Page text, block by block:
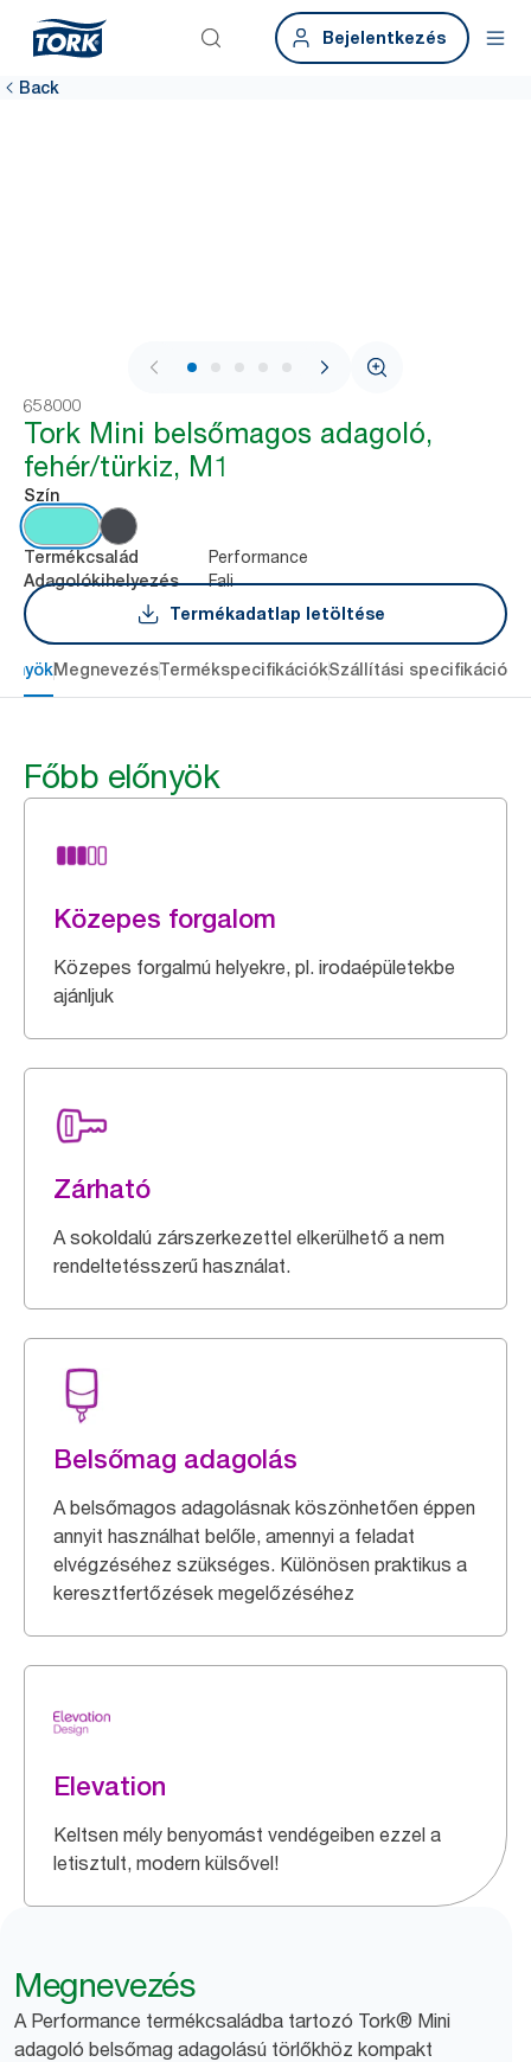
Bejelentkezés
Back
1 / 7
658000
Tork Mini belsőmagos adagoló,
fehér/türkiz, M1
Szín
Termékcsalád Performance
Adagolókihelyezés
Fali
Termékadatlap letöltése
MegnevezésTermékspecifikációkSzállítási specifikációk
Főbb előnyök
Közepes forgalom
Közepes forgalmú helyekre, pl. irodaépületekbe
ajánljuk
Zárható
A sokoldalú zárszerkezettel elkerülhető a nem
rendeltetésszerű használat.
Belsőmag adagolás
A belsőmagos adagolásnak köszönhetően éppen
annyit használhat belőle, amennyi a feladat
elvégzéséhez szükséges. Különösen praktikus a
keresztfertőzések megelőzéséhez
Elevation
Keltsen mély benyomást vendégeiben ezzel a
letisztult, modern külsővel!
Megnevezés
A Performance termékcsaládba tartozó Tork® Mini
adagoló belsőmag adagolású törlőkhöz kompakt